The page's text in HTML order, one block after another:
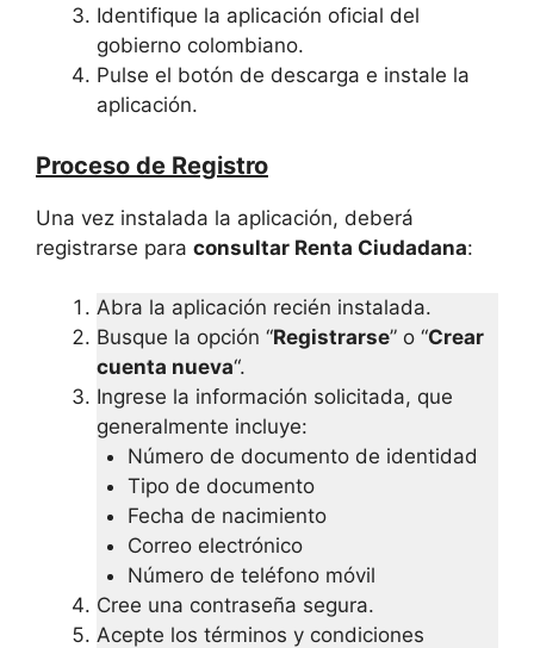
Identifique la aplicación oficial del
gobierno colombiano.
Pulse el botón de descarga e instale la
aplicación.
Proceso de Registro
Una vez instalada la aplicación, deberá
registrarse para consultar Renta Ciudadana:
Abra la aplicación recién instalada.
Busque la opción “Registrarse” o “Crear
cuenta nueva“.
Ingrese la información solicitada, que
generalmente incluye:
Número de documento de identidad
Tipo de documento
Fecha de nacimiento
Correo electrónico
Número de teléfono móvil
Cree una contraseña segura.
Acepte los términos y condiciones